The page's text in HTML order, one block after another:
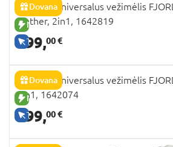
Dovana
NAUJA PREKĖ
TIK INTERNETU
NOORDI universalus vežimėlis
leather, 2in1, 1642819
899,00 €
Dovana
NAUJA PREKĖ
TIK INTERNETU
NOORDI universalus vežimėlis
2in1, 1642074
899,00 €